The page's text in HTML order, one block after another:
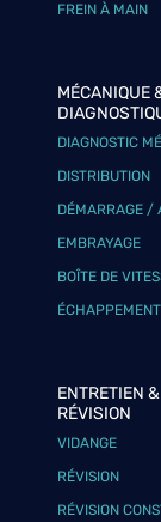
FREIN À MAIN
MÉCANIQUE
DIAGNOSTIC
DISTRIBUTION
DÉMARRAGE /
EMBRAYAGE
BOÎTE DE
ÉCHAPPEMENT
ENTRETIEN &
RÉVISION
VIDANGE
RÉVISION
RÉVISION